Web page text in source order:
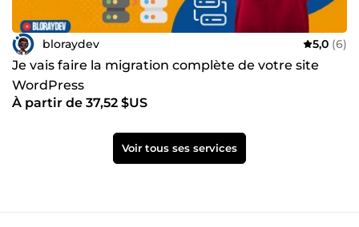
bloraydev 5,0 (6)
Je vais faire la migration complète de votre site
WordPress
À partir de 37,52 $US
Voir tous ses services